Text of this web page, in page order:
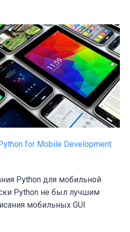
for Mobile Development:
Python для мобильной
Python не был лучшим
мобильных GUI